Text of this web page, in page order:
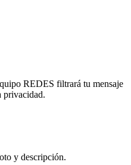
REDES filtrará tu mensaje
privacidad.
y descripción.